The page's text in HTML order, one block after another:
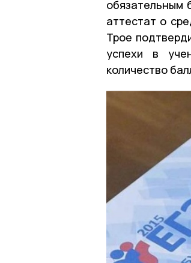
обязательным
аттестат о
Трое
успехи в
количество